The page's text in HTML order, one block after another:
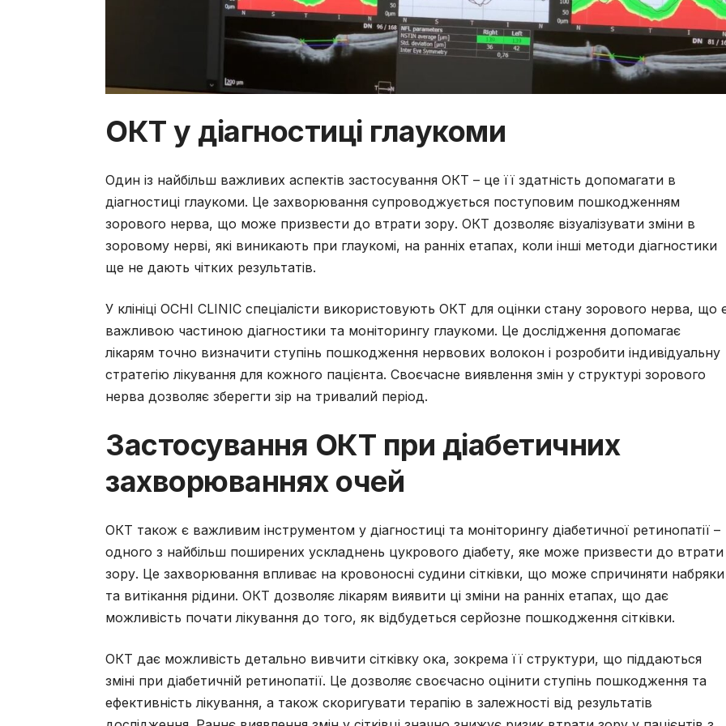
ОКТ у діагностиці глаукоми
Один із найбільш важливих аспектів застосування ОКТ – це її здатність допомагати в
діагностиці глаукоми. Це захворювання супроводжується поступовим пошкодженням
зорового нерва, що може призвести до втрати зору. ОКТ дозволяє візуалізувати зміни в
зоровому нерві, які виникають при глаукомі, на ранніх етапах, коли інші методи діагностики
ще не дають чітких результатів.
У клініці OCHI CLINIC спеціалісти використовують ОКТ для оцінки стану зорового нерва, що
важливою частиною діагностики та моніторингу глаукоми. Це дослідження допомагає
лікарям точно визначити ступінь пошкодження нервових волокон і розробити індивідуальну
стратегію лікування для кожного пацієнта. Своєчасне виявлення змін у структурі зорового
нерва дозволяє зберегти зір на тривалий період.
Застосування ОКТ при діабетичних
захворюваннях очей
ОКТ також є важливим інструментом у діагностиці та моніторингу діабетичної ретинопатії –
одного з найбільш поширених ускладнень цукрового діабету, яке може призвести до втрати
зору. Це захворювання впливає на кровоносні судини сітківки, що може спричиняти набряки
та витікання рідини. ОКТ дозволяє лікарям виявити ці зміни на ранніх етапах, що дає
можливість почати лікування до того, як відбудеться серйозне пошкодження сітківки.
ОКТ дає можливість детально вивчити сітківку ока, зокрема її структури, що піддаються
зміні при діабетичній ретинопатії. Це дозволяє своєчасно оцінити ступінь пошкодження та
ефективність лікування, а також скоригувати терапію в залежності від результатів